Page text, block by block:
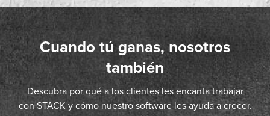
Cuando tú ganas, nosotros
también
Descubra por qué a los clientes les encanta trabajar
con STACK y cómo nuestro software les ayuda a crecer.